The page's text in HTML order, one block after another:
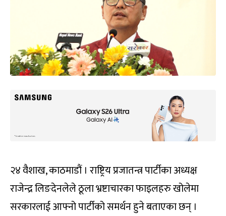
२४ वैशाख, काठमाडौं । राष्ट्रिय प्रजातन्त्र पार्टीका अध्यक्ष
राजेन्द्र लिङदेनलेले ठूला भ्रष्टाचारका फाइलहरु खोलेमा
सरकारलाई आफ्नो पार्टीको समर्थन हुने बताएका छन् ।